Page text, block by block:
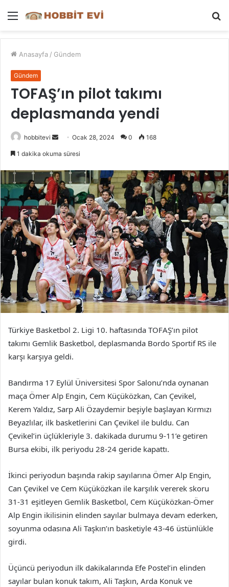
Menü
Anasayfa / Gündem
Gündem
TOFAŞ’ın pilot takımı
deplasmanda yendi
hobbitevi
Bir
göndermek
Ocak 28, 2024 0 168
1 dakika okuma süresi
Türkiye Basketbol 2. Ligi 10. haftasında TOFAŞ’ın pilot
takımı Gemlik Basketbol, deplasmanda Bordo Sportif RS ile
karşı karşıya geldi.
Bandırma 17 Eylül Üniversitesi Spor Salonu’nda oynanan
maça Ömer Alp Engin, Cem Küçüközkan, Can Çevikel,
Kerem Yaldız, Sarp Ali Özaydemir beşiyle başlayan Kırmızı
Beyazlılar, ilk basketlerini Can Çevikel ile buldu. Can
Çevikel’in üçlükleriyle 3. dakikada durumu 9-11’e getiren
Bursa ekibi, ilk periyodu 28-24 geride kapattı.
İkinci periyodun başında rakip sayılarına Ömer Alp Engin,
Can Çevikel ve Cem Küçüközkan ile karşılık vererek skoru
31-31 eşitleyen Gemlik Basketbol, Cem Küçüközkan-Ömer
Alp Engin ikilisinin elinden sayılar bulmaya devam ederken,
soyunma odasına Ali Taşkın’ın basketiyle 43-46 üstünlükle
girdi.
Üçüncü periyodun ilk dakikalarında Efe Postel’in elinden
sayılar bulan konuk takım, Ali Taşkın, Arda Konuk ve